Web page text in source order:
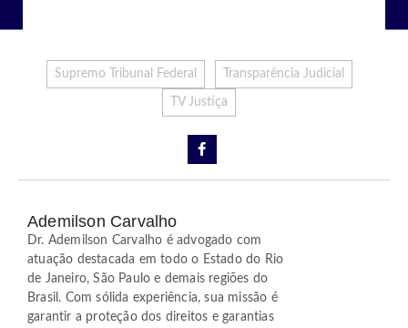
Supremo Tribunal Federal Transparência Judicial
TV Justiça
Ademilson Carvalho
Dr. Ademilson Carvalho é advogado com
atuação destacada em todo o Estado do Rio
de Janeiro, São Paulo e demais regiões do
Brasil. Com sólida experiência, sua missão é
garantir a proteção dos direitos e garantias